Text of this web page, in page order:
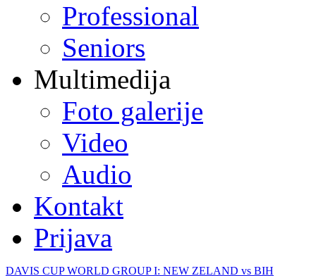
Professional
Seniors
Multimedija
Foto galerije
Video
Audio
Kontakt
Prijava
DAVIS CUP WORLD GROUP I: NEW ZELAND vs BIH